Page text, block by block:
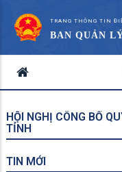
TRANG THÔNG TIN
BAN QUẢN
HỘI NGHỊ CÔNG BỐ
TỈNH
TIN MỚI